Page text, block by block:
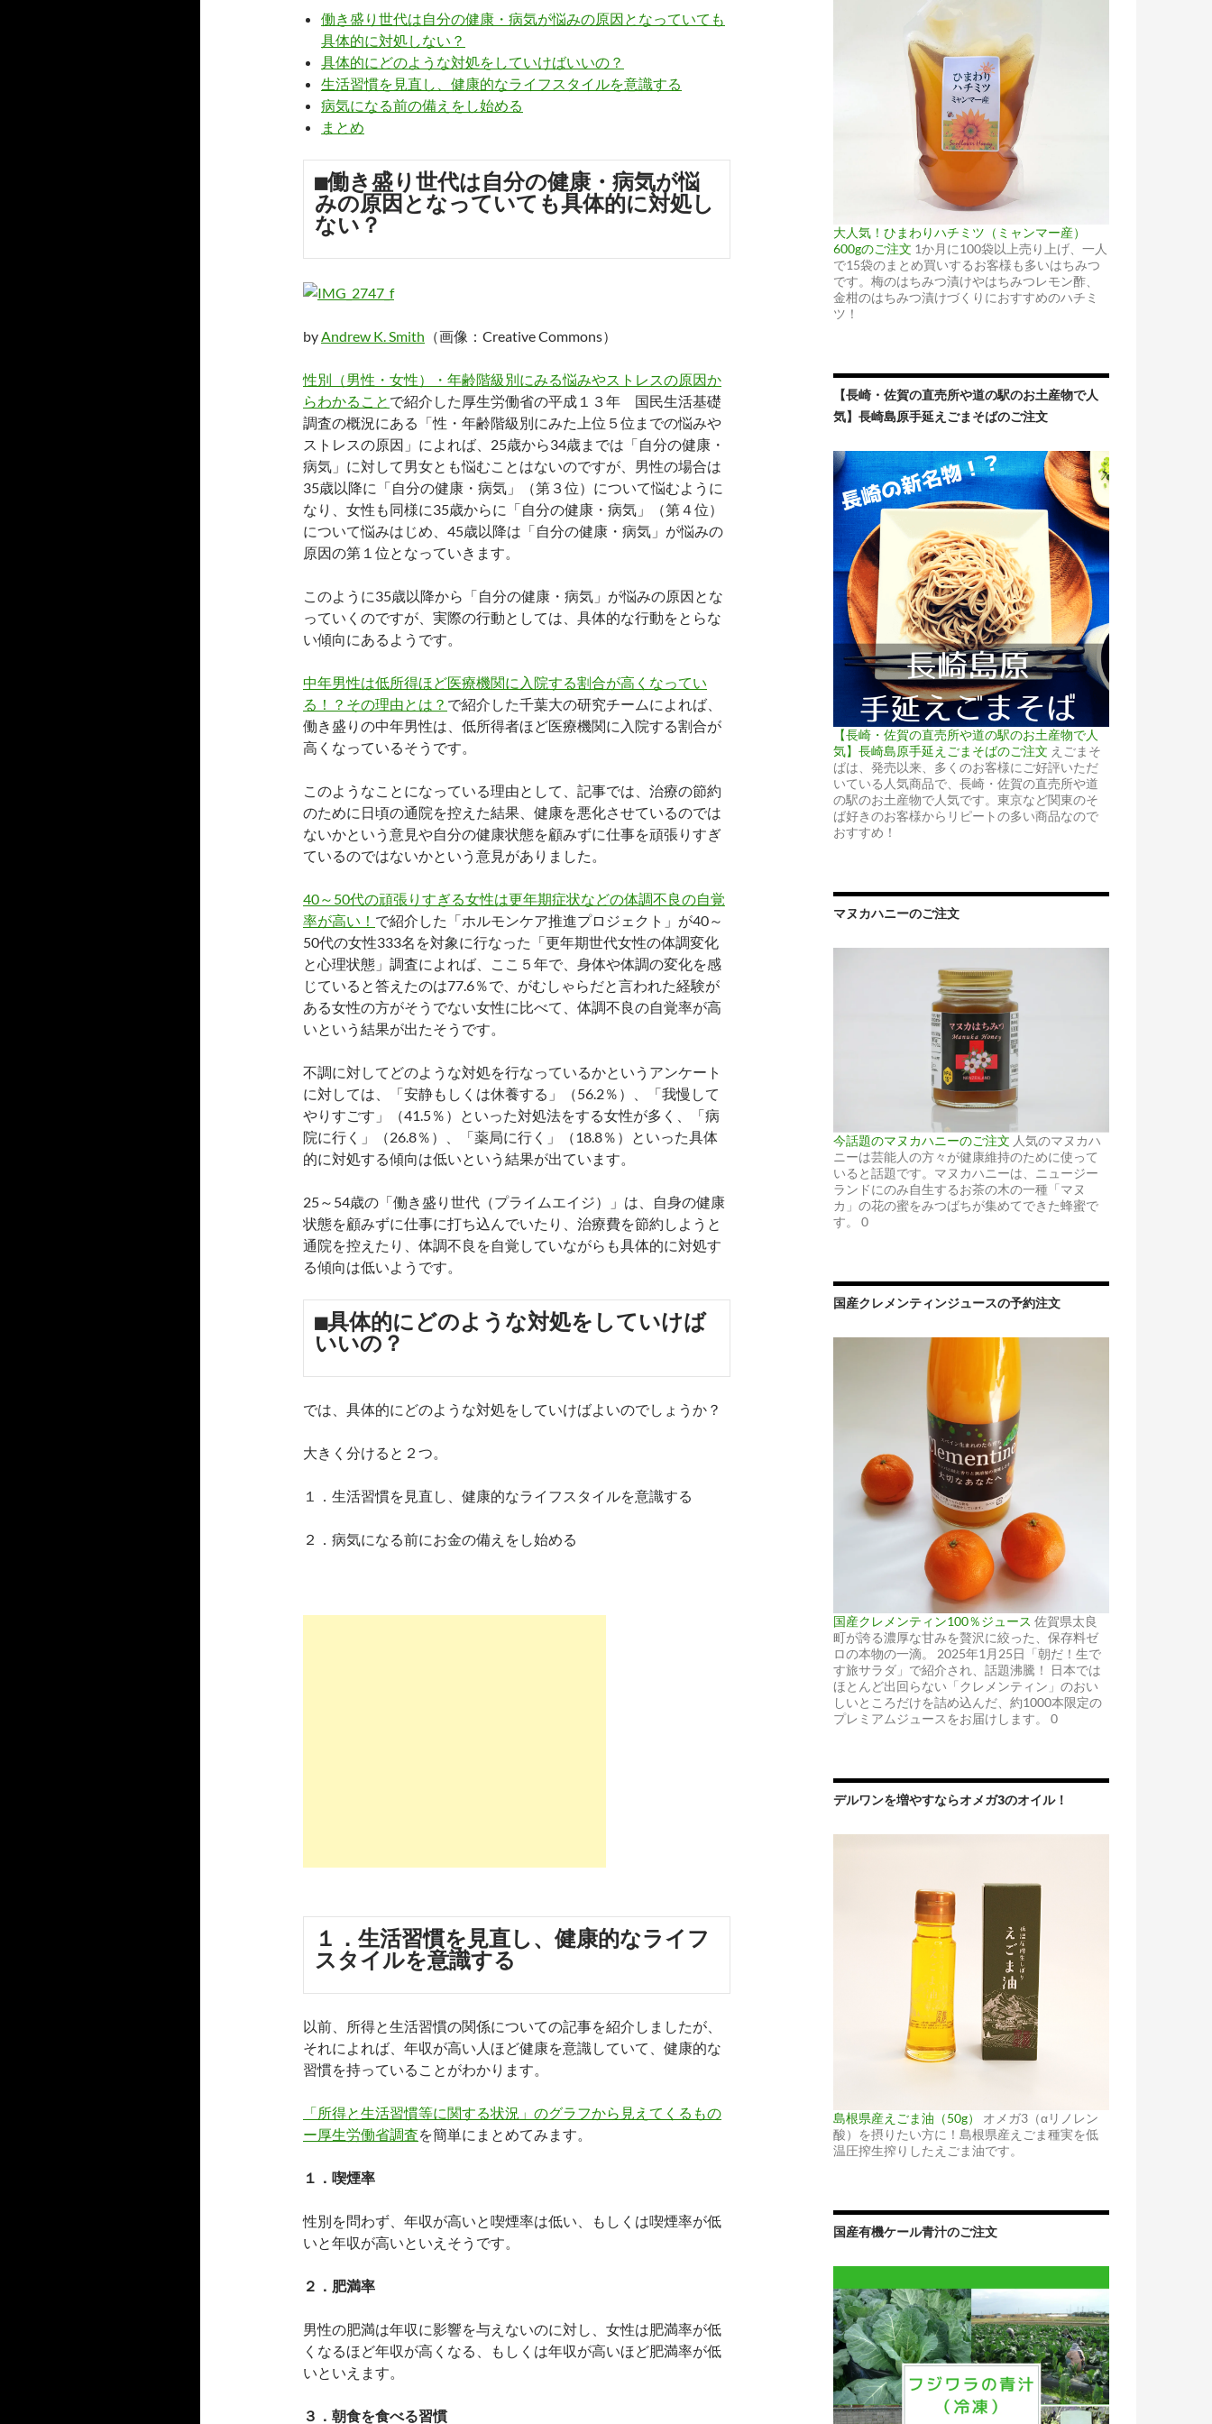
働き盛り世代は自分の健康・病気が悩みの原因となっていても
具体的に対処しない？
具体的にどのような対処をしていけばいいの？
生活習慣を見直し、健康的なライフスタイルを意識する
病気になる前の備えをし始める
まとめ
■働き盛り世代は自分の健康・病気が悩
みの原因となっていても具体的に対処し
ない？
byAndrew K. Smith （画像：Creative Commons）
性別（男性・女性）・年齢階級別にみる悩みやストレスの原因か
らわかること で紹介した厚生労働省の平成１３年 国民生活基礎
調査の概況にある「性・年齢階級別にみた上位５位までの悩みや
ストレスの原因」によれば、25歳から34歳までは「自分の健康・
病気」に対して男女とも悩むことはないのですが、男性の場合は
35歳以降に「自分の健康・病気」（第３位）について悩むように
なり、女性も同様に35歳からに「自分の健康・病気」（第４位）
について悩みはじめ、45歳以降は「自分の健康・病気」が悩みの
原因の第１位となっていきます。
このように35歳以降から「自分の健康・病気」が悩みの原因とな
っていくのですが、実際の行動としては、具体的な行動をとらな
い傾向にあるようです。
中年男性は低所得ほど医療機関に入院する割合が高くなってい
る！？その理由とは？ で紹介した千葉大の研究チームによれば、
働き盛りの中年男性は、低所得者ほど医療機関に入院する割合が
高くなっているそうです。
このようなことになっている理由として、記事では、治療の節約
のために日頃の通院を控えた結果、健康を悪化させているのでは
ないかという意見や自分の健康状態を顧みずに仕事を頑張りすぎ
ているのではないかという意見がありました。
40～50代の頑張りすぎる女性は更年期症状などの体調不良の自覚
率が高い！ で紹介した「ホルモンケア推進プロジェクト」が40～
50代の女性333名を対象に行なった「更年期世代女性の体調変化
と心理状態」調査によれば、ここ５年で、身体や体調の変化を感
じていると答えたのは77.6％で、がむしゃらだと言われた経験が
ある女性の方がそうでない女性に比べて、体調不良の自覚率が高
いという結果が出たそうです。
不調に対してどのような対処を行なっているかというアンケート
に対しては、「安静もしくは休養する」（56.2％）、「我慢して
やりすごす」（41.5％）といった対処法をする女性が多く、「病
院に行く」（26.8％）、「薬局に行く」（18.8％）といった具体
的に対処する傾向は低いという結果が出ています。
25～54歳の「働き盛り世代（プライムエイジ）」は、自身の健康
状態を顧みずに仕事に打ち込んでいたり、治療費を節約しようと
通院を控えたり、体調不良を自覚していながらも具体的に対処す
る傾向は低いようです。
■具体的にどのような対処をしていけば
いいの？
では、具体的にどのような対処をしていけばよいのでしょうか？
大きく分けると２つ。
１．生活習慣を見直し、健康的なライフスタイルを意識する
２．病気になる前にお金の備えをし始める
１．生活習慣を見直し、健康的なライフ
スタイルを意識する
以前、所得と生活習慣の関係についての記事を紹介しましたが、
それによれば、年収が高い人ほど健康を意識していて、健康的な
習慣を持っていることがわかります。
「所得と生活習慣等に関する状況」のグラフから見えてくるもの
ー厚生労働省調査を簡単にまとめてみます。
１．喫煙率
性別を問わず、年収が高いと喫煙率は低い、もしくは喫煙率が低
いと年収が高いといえそうです。
２．肥満率
男性の肥満は年収に影響を与えないのに対し、女性は肥満率が低
くなるほど年収が高くなる、もしくは年収が高いほど肥満率が低
いといえます。
３．朝食を食べる習慣
大人気！ひまわりハチミツ（ミャンマー産）
600gのご注文 1か月に100袋以上売り上げ、一人
で15袋のまとめ買いするお客様も多いはちみつ
です。梅のはちみつ漬けやはちみつレモン酢、
金柑のはちみつ漬けづくりにおすすめのハチミ
ツ！
【長崎・佐賀の直売所や道の駅のお土産物で人
気】長崎島原手延えごまそばのご注文
【長崎・佐賀の直売所や道の駅のお土産物で人
気】長崎島原手延えごまそばのご注文 えごまそ
ばは、発売以来、多くのお客様にご好評いただ
いている人気商品で、長崎・佐賀の直売所や道
の駅のお土産物で人気です。東京など関東のそ
ば好きのお客様からリピートの多い商品なので
おすすめ！
マヌカハニーのご注文
今話題のマヌカハニーのご注文 人気のマヌカハ
ニーは芸能人の方々が健康維持のために使って
いると話題です。マヌカハニーは、ニュージー
ランドにのみ自生するお茶の木の一種「マヌ
カ」の花の蜜をみつばちが集めてできた蜂蜜で
す。 0
国産クレメンティンジュースの予約注文
国産クレメンティン100％ジュース 佐賀県太良
町が誇る濃厚な甘みを贅沢に絞った、保存料ゼ
ロの本物の一滴。 2025年1月25日「朝だ！生で
す旅サラダ」で紹介され、話題沸騰！ 日本では
ほとんど出回らない「クレメンティン」のおい
しいところだけを詰め込んだ、約1000本限定の
プレミアムジュースをお届けします。 0
デルワンを増やすならオメガ3のオイル！
島根県産えごま油（50g）
オメガ3（αリノレン
酸）を摂りたい方に！島根県産えごま種実を低
温圧搾生搾りしたえごま油です。
国産有機ケール青汁のご注文